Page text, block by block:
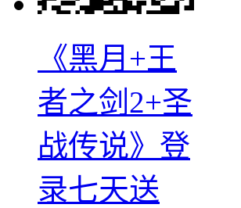
《黑月+王
者之剑2+圣
战传说》登
录七天送